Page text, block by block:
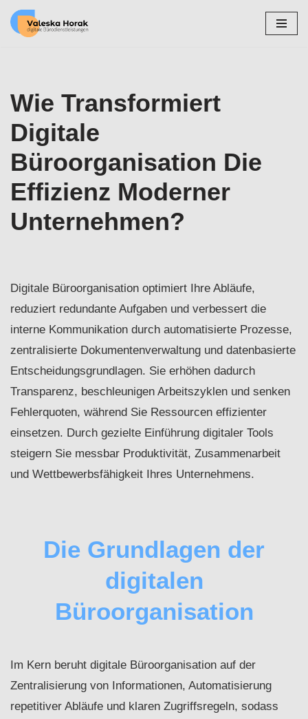
Zum
Wie Transformiert
Digitale
Büroorganisation Die
Effizienz Moderner
Unternehmen?
Digitale Büroorganisation optimiert Ihre Abläufe,
reduziert redundante Aufgaben und verbessert die
interne Kommunikation durch automatisierte Prozesse,
zentralisierte Dokumentenverwaltung und datenbasierte
Entscheidungsgrundlagen. Sie erhöhen dadurch
Transparenz, beschleunigen Arbeitszyklen und senken
Fehlerquoten, während Sie Ressourcen effizienter
einsetzen. Durch gezielte Einführung digitaler Tools
steigern Sie messbar Produktivität, Zusammenarbeit
und Wettbewerbsfähigkeit Ihres Unternehmens.
Die Grundlagen der
digitalen
Büroorganisation
Im Kern beruht digitale Büroorganisation auf der
Zentralisierung von Informationen, Automatisierung
repetitiver Abläufe und klaren Zugriffsregeln, sodass